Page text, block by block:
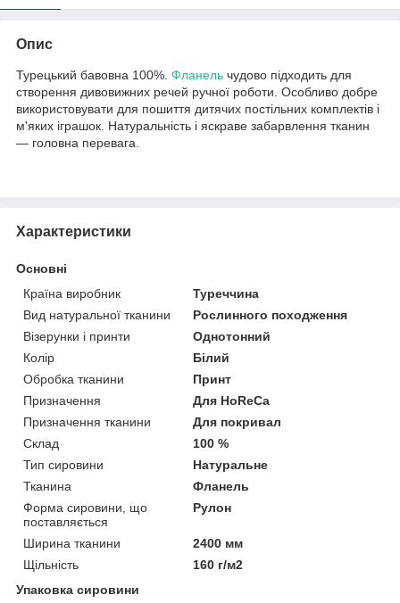
Опис
Турецький бавовна 100%. Фланель чудово підходить для
створення дивовижних речей ручної роботи. Особливо добре
використовувати для пошиття дитячих постільних комплектів і
м'яких іграшок. Натуральність і яскраве забарвлення тканин
— головна перевага.
Характеристики
Основні
Країна виробник
Туреччина
Вид натуральної тканини
Рослинного походження
Візерунки і принти
Однотонний
Колір
Білий
Обробка тканини
Принт
Призначення
Для HoReCa
Призначення тканини
Для покривал
Склад
100 %
Тип сировини
Натуральне
Тканина
Фланель
Форма сировини, що
поставляється
Рулон
Ширина тканини
2400 мм
Щільність
160 г/м2
Упаковка сировини